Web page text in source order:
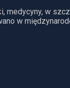
medycyny, w
w